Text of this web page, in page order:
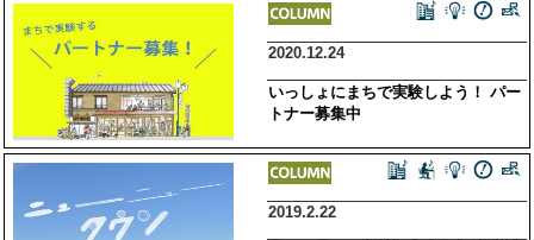
2020.12.24
いっしょにまちで実験しよう！ パー
トナー募集中
2019.2.22